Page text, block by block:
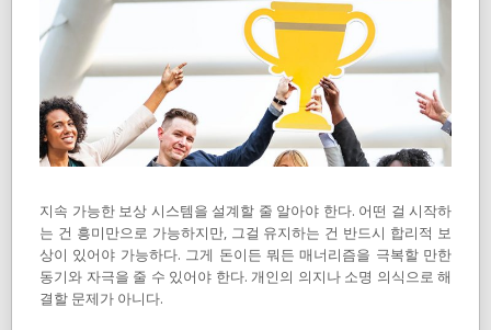
지속 가능한 보상 시스템을 설계할 줄 알아야 한다. 어떤 걸 시작하
는 건 흥미만으로 가능하지만, 그걸 유지하는 건 반드시 합리적 보
상이 있어야 가능하다. 그게 돈이든 뭐든 매너리즘을 극복할 만한
동기와 자극을 줄 수 있어야 한다. 개인의 의지나 소명 의식으로 해
결할 문제가 아니다.